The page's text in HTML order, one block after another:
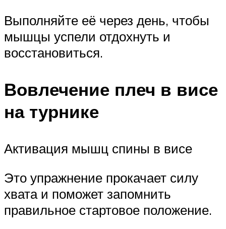
Выполняйте её через день, чтобы
мышцы успели отдохнуть и
восстановиться.
Вовлечение плеч в висе
на турнике
Активация мышц спины в висе
Это упражнение прокачает силу
хвата и поможет запомнить
правильное стартовое положение.